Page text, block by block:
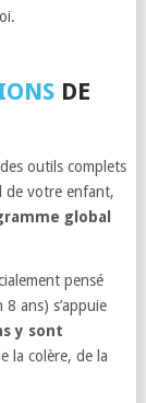
DE
outils complets
de votre enfant,
global
pensé
ans) s’appuie
y sont
la colère, de la